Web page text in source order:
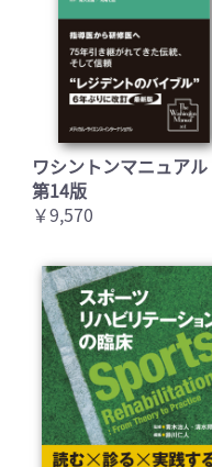
ワシントンマニュアル
第14版
￥9,570